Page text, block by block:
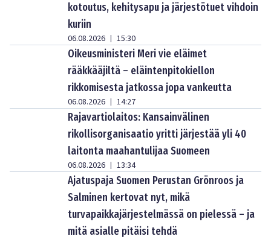
kotoutus, kehitysapu ja järjestötuet vihdoin
kuriin
06.08.2026 | 15:30
Oikeusministeri Meri vie eläimet
rääkkääjiltä – eläintenpitokiellon
rikkomisesta jatkossa jopa vankeutta
06.08.2026 | 14:27
Rajavartiolaitos: Kansainvälinen
rikollisorganisaatio yritti järjestää yli 40
laitonta maahantulijaa Suomeen
06.08.2026 | 13:34
Ajatuspaja Suomen Perustan Grönroos ja
Salminen kertovat nyt, mikä
turvapaikkajärjestelmässä on pielessä – ja
mitä asialle pitäisi tehdä